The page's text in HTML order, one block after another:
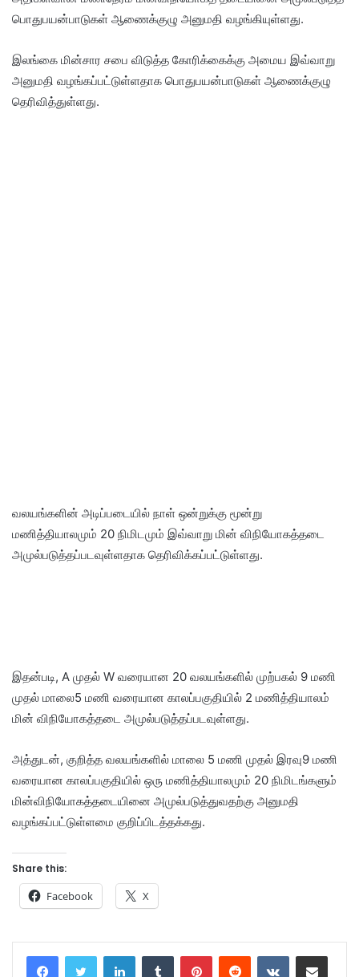
பொதுபயன்பாடுகள் ஆணைக்குழு அனுமதி வழங்கியுள்ளது.
இலங்கை மின்சார சபை விடுத்த கோரிக்கைக்கு அமைய இவ்வாறு
அனுமதி வழங்கப்பட்டுள்ளதாக பொதுபயன்பாடுகள் ஆணைக்குழு
தெரிவித்துள்ளது.
வலயங்களின் அடிப்படையில் நாள் ஒன்றுக்கு மூன்று
மணித்தியாலமும் 20 நிமிடமும் இவ்வாறு மின் விநியோகத்தடை
அமுல்படுத்தப்படவுள்ளதாக தெரிவிக்கப்பட்டுள்ளது.
இதன்படி, A முதல் W வரையான 20 வலயங்களில் முற்பகல் 9 மணி
முதல் மாலை5 மணி வரையான காலப்பகுதியில் 2 மணித்தியாலம்
மின் விநியோகத்தடை அமுல்படுத்தப்படவுள்ளது.
அத்துடன், குறித்த வலயங்களில் மாலை 5 மணி முதல் இரவு9 மணி
வரையான காலப்பகுதியில் ஒரு மணித்தியாலமும் 20 நிமிடங்களும்
மின்விநியோகத்தடையினை அமுல்படுத்துவதற்கு அனுமதி
வழங்கப்பட்டுள்ளமை குறிப்பிடத்தக்கது.
Share this:
Facebook X
LinkedInTumblr PinterestReddit VKontakteShare via Email